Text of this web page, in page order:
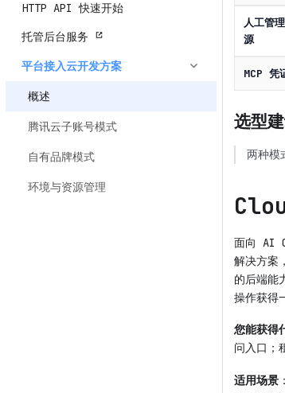
HTTP API 快速开始
托管后台服务
平台接入云开发方案
概述
腾讯云子账号模式
自有品牌模式
环境与资源管理
人工管
源
MCP 凭
选型
两种模
面向 AI
解决方案
的后端能
操作获得
您能获得
问入口；
适用场景